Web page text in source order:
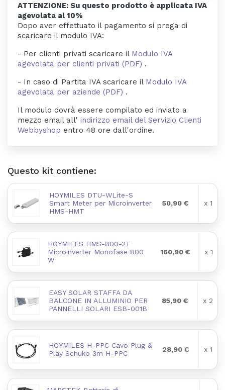
ATTENZIONE: Su questo prodotto è applicata IVA
agevolata al 10%
Dopo aver effettuato il pagamento si prega di
scaricare il modulo IVA:
- Per clienti privati scaricare il Modulo IVA
agevolata per clienti privati (PDF) .
- In caso di Partita IVA scaricare il Modulo IVA
agevolata per aziende (PDF) .
Il modulo dovrà essere compilato ed inviato a
mezzo email all' indirizzo email del Servizio Clienti
Webbyshop entro 48 ore dall'ordine.
Questo kit contiene:
HOYMILES DTU-WLite-S
Smart Meter per Microinverter
HMS-HMT
50,90 € x 1
HOYMILES HMS-800-2T
Microinverter Monofase 800
W
160,90 € x 1
EASY SOLAR STAFFA DA
BALCONE IN ALLUMINIO PER
PANNELLI SOLARI ESB-001B
85,90 € x 2
HOYMILES H-PPC Cavo Plug &
Play Schuko 3m H-PPC
28,90 € x 1